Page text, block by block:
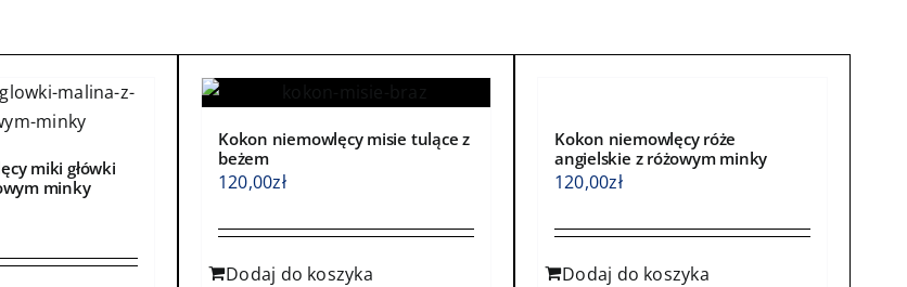
produktu
produktu
miki główki
minky
Kokon niemowlęcy misie tulące z
beżem
120,00zł
Dodaj do koszyka
Kokon niemowlęcy róże
angielskie z różowym minky
120,00zł
Dodaj do koszyka